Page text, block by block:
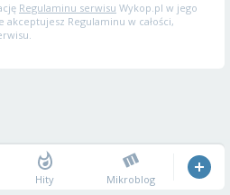
Regulaminu serwisu Wykop.pl w jego
Regulaminu w całości,
Hity Mikroblog